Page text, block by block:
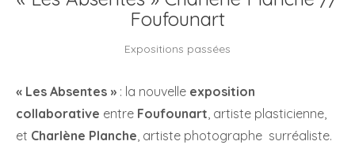
Foufounart
Expositions passées
« Les Absentes » : la nouvelle exposition
collaborative entre Foufounart, artiste plasticienne,
et Charlène Planche, artiste photographe surréaliste.